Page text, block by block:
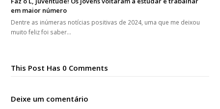
em maior número
Dentre as inúmeras notícias positivas de 2024, uma que me deixou
muito feliz foi saber…
This Post Has 0 Comments
Deixe um comentário